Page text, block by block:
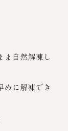
ま自然解凍し
に解凍でき